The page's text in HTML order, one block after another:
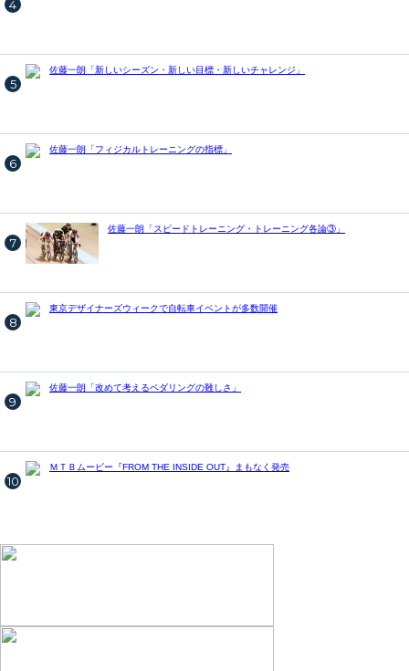
4
5
佐藤一朗「新しいシーズン・新しい目標・新しいチャレンジ」
6
佐藤一朗「フィジカルトレーニングの指標」
7
佐藤一朗「スピードトレーニング・トレーニング各論③」
8
東京デザイナーズウィークで自転車イベントが多数開催
9
佐藤一朗「改めて考えるペダリングの難しさ」
10
ＭＴＢムービー『FROM THE INSIDE OUT』まもなく発売